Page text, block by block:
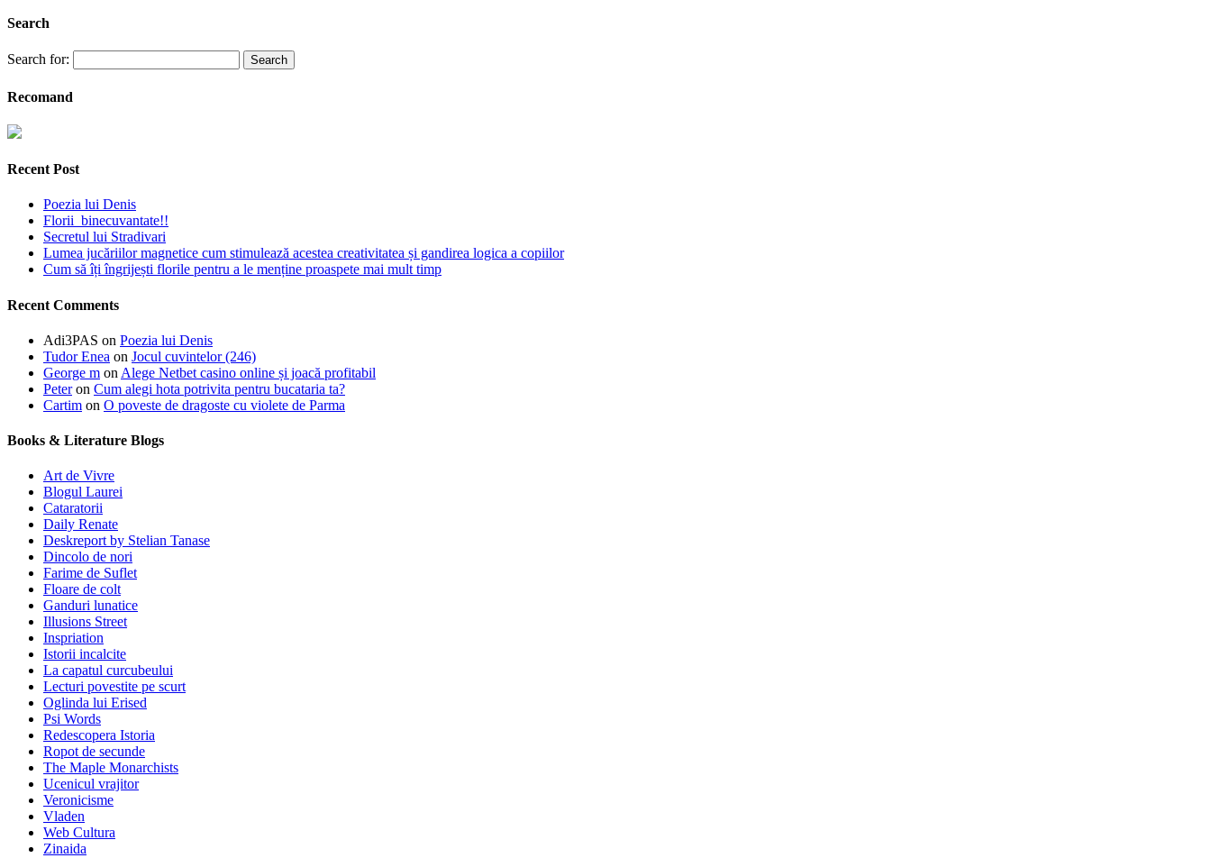
Search
Search for:
Recomand
Recent Post
Poezia lui Denis
Florii binecuvantate!!
Secretul lui Stradivari
Lumea jucăriilor magnetice cum stimulează acestea creativitatea și gandirea logica a copiilor
Cum să îți îngrijești florile pentru a le menține proaspete mai mult timp
Recent Comments
Adi3PAS on Poezia lui Denis
Tudor Enea on Jocul cuvintelor (246)
George m on Alege Netbet casino online și joacă profitabil
Peteron Cum alegi hota potrivita pentru bucataria ta?
Cartim on O poveste de dragoste cu violete de Parma
Books & Literature Blogs
Art de Vivre
Blogul Laurei
Cataratorii
Daily Renate
Deskreport by Stelian Tanase
Dincolo de nori
Farime de Suflet
Floare de colt
Ganduri lunatice
Illusions Street
Inspriation
Istorii incalcite
La capatul curcubeului
Lecturi povestite pe scurt
Oglinda lui Erised
Psi Words
Redescopera Istoria
Ropot de secunde
The Maple Monarchists
Ucenicul vrajitor
Veronicisme
Vladen
Web Cultura
Zinaida